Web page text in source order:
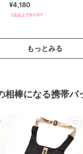
（MARY QUANT）
¥4,180
2点以上で8%OFF
もっとみる
相棒になる携帯バ